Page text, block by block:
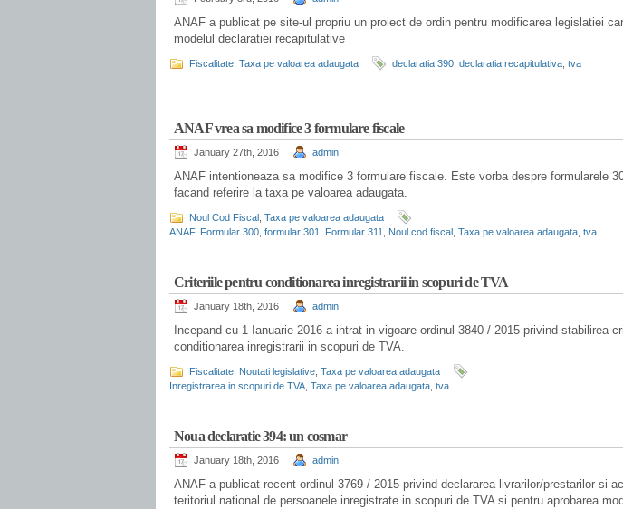
ANAF a publicat pe site-ul propriu un proiect de ordin pentru modificarea legislatiei
modelul declaratiei recapitulative
Fiscalitate Taxa pe valoarea adaugata declaratia 390 declaratia recapitulativa tva
ANAF vrea sa modifice 3 formulare fiscale
January 27th, 2016 admin
ANAF intentioneaza sa modifice 3 formulare fiscale. Este vorba despre formularele
facand referire la taxa pe valoarea adaugata.
Noul Cod Fiscal Taxa pe valoarea adaugata
ANAF, Formular 300 formular 301 Formular 311 Noul cod fiscal Taxa pe valoarea adaugata tva
Criteriile pentru conditionarea inregistrarii in scopuri de TVA
January 18th, 2016 admin
Incepand cu 1 Ianuarie 2016 a intrat in vigoare ordinul 3840 / 2015 privind stabilirea
conditionarea inregistrarii in scopuri de TVA.
Fiscalitate Noutati legislative Taxa pe valoarea adaugata
Inregistrarea in scopuri de TVA Taxa pe valoarea adaugata tva
Noua declaratie 394: un cosmar
January 18th, 2016 admin
ANAF a publicat recent ordinul 3769 / 2015 privind declararea livrarilor/prestarilor si
teritoriul national de persoanele inregistrate in scopuri de TVA si pentru aprobarea